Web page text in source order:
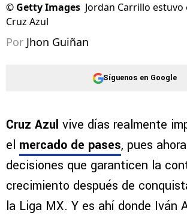
© Getty Images Jordan Carrillo
Cruz Azul
Por Jhon Guiñan
Síguenos en Google
Cruz Azul vive días realmente
el mercado de pases, pues
decisiones que garanticen la
crecimiento después de
la Liga MX. Y es ahí donde Iván